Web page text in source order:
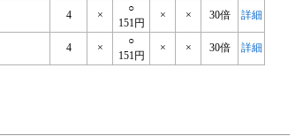
4 ×
○
151円
× × 30倍 詳細
4 ×
○
151円
× × 30倍 詳細